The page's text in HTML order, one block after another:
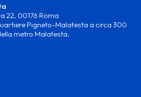
22, 00176 Roma
Pigneto-Malatesta a circa 300
metro Malatesta.